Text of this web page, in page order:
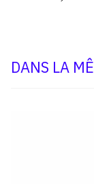
DANS LA